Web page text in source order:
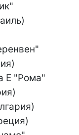
E "Рома"